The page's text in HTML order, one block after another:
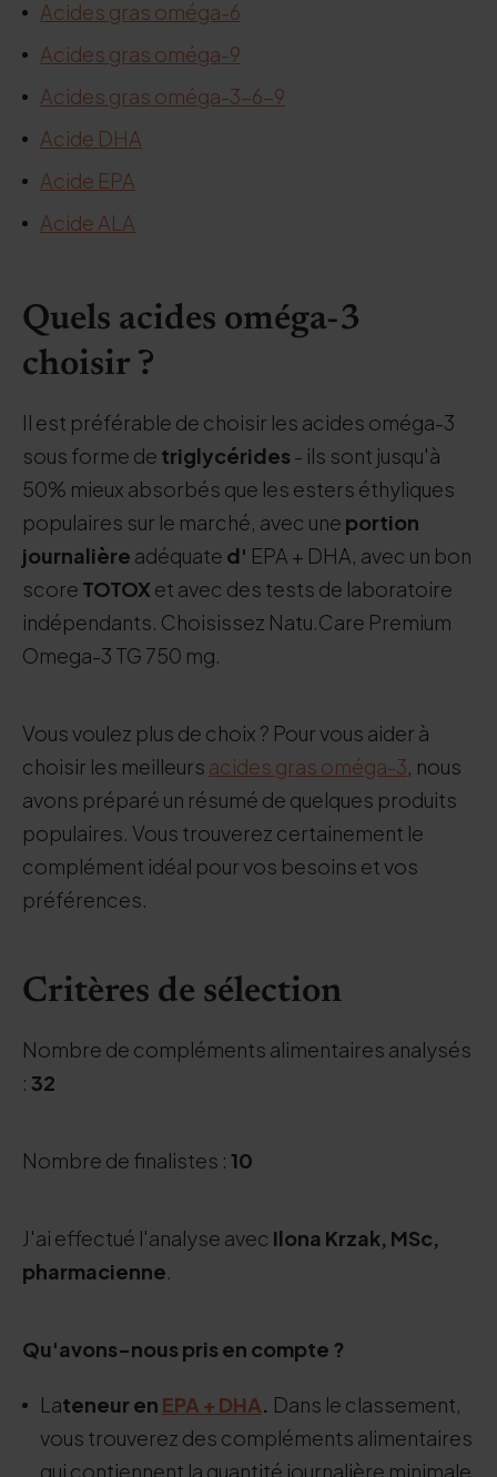
Acides gras oméga-6
Acides gras oméga-9
Acides gras oméga-3-6-9
Acide DHA
Acide EPA
Acide ALA
Quels acides oméga-3
choisir ?
Il est préférable de choisir les acides oméga-3
sous forme de triglycérides - ils sont jusqu'à
50% mieux absorbés que les esters éthyliques
populaires sur le marché, avec une portion
journalière adéquate d' EPA + DHA, avec un bon
score TOTOX et avec des tests de laboratoire
indépendants. Choisissez Natu.Care Premium
Omega-3 TG 750 mg.
Vous voulez plus de choix ? Pour vous aider à
choisir les meilleurs acides gras oméga-3, nous
avons préparé un résumé de quelques produits
populaires. Vous trouverez certainement le
complément idéal pour vos besoins et vos
préférences.
Critères de sélection
Nombre de compléments alimentaires analysés
: 32
Nombre de finalistes : 10
J'ai effectué l'analyse avec Ilona Krzak, MSc,
pharmacienne.
Qu'avons-nous pris en compte ?
Lateneur en EPA + DHA. Dans le classement,
vous trouverez des compléments alimentaires
qui contiennent la quantité journalière minimale